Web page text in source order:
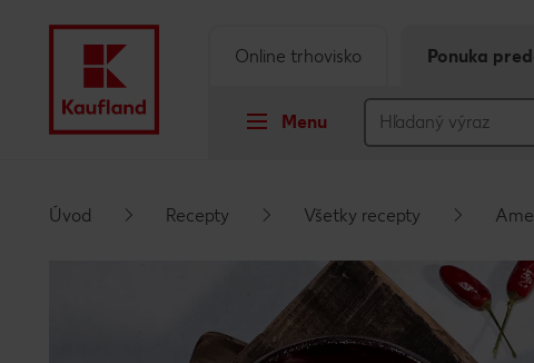
Menu
Online trhovisko Ponuka
Úvod Recepty Všetky recepty